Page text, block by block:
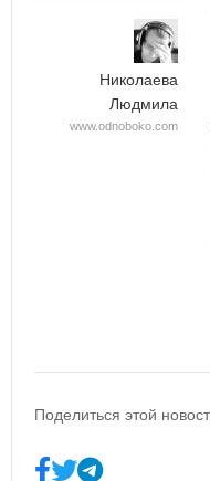
Николаева
Людмила
www.odnoboko.com
Поделиться этой